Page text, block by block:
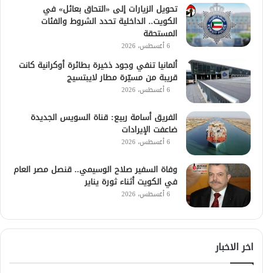
تحويل الزيارات إلى «التحاق بعائل» في
الكويت.. الداخلية تحدد الشروط والفئات
المستحقة
6 أغسطس، 2026
ألمانيا تنفي وجود ذخيرة بطائرة أوكرانية كانت
قريبة من مسيّرة مطار لايبتسيج
6 أغسطس، 2026
الفريق أسامة ربيع: قناة السويس الجديدة
ضاعفت الإيرادات
6 أغسطس، 2026
وفاة السفير صلاح الوسيمي.. قنصل مصر العام
في الكويت أثناء ثورة يناير
6 أغسطس، 2026
اخر الاخبار